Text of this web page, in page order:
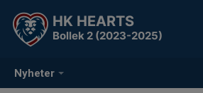
Nyheter
HK HEARTS
Bollek 2 (2023-2025)